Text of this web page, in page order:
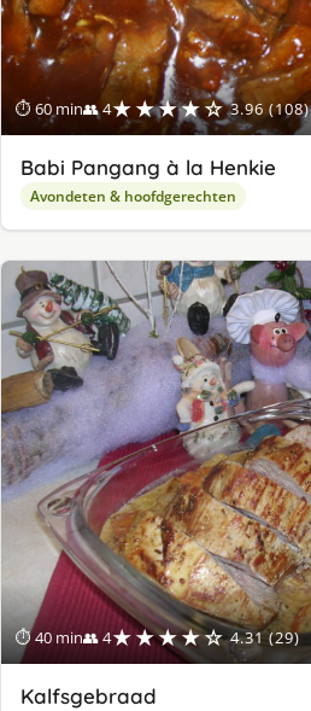
⏱ 60 min👥 4★★★★☆ 3.96 (108)
Babi Pangang à la Henkie
Avondeten & hoofdgerechten
⏱ 40 min👥 4★★★★☆ 4.31 (29)
Kalfsgebraad